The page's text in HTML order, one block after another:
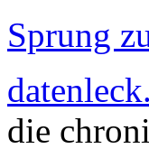
Sprung
die